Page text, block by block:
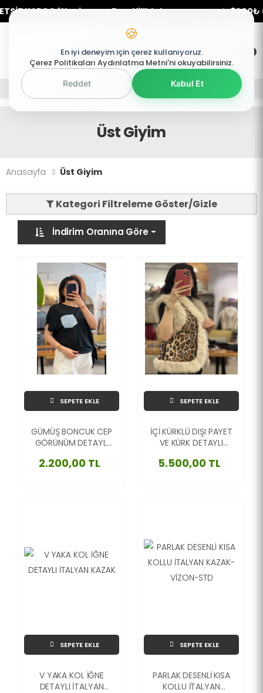
KARGO | Yeni sezon FourHill’de! ✨ 3000₺
Mobil Menü
Mobil Menü
Mobil Menü
Üst Giyim
Anasayfa Üst Giyim
Kategori Filtreleme Göster/Gizle
İndirim Oranına Göre
SEPETE EKLE
GÜMÜŞ BONCUK CEP
GÖRÜNÜM DETAYLI
BLUZ
2.200,00 TL
SEPETE EKLE
İÇİ KÜRKLÜ DIŞI PAYET
VE KÜRK DETAYLI
YELEK
5.500,00 TL
SEPETE EKLE
V YAKA KOL İĞNE
DETAYLI İTALYAN
SEPETE EKLE
PARLAK DESENLİ KISA
KOLLU İTALYAN
🍪
En iyi deneyim için çerez kullanıyoruz.
Çerez Politikaları Aydınlatma Metni'ni okuyabilirsiniz.
Reddet Kabul Et